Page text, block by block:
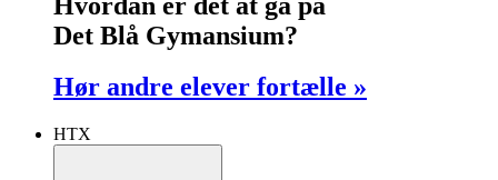
Det Blå Gymansium?
Hør andre elever fortælle »
HTX